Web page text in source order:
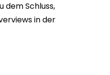
dem Schluss,
in der